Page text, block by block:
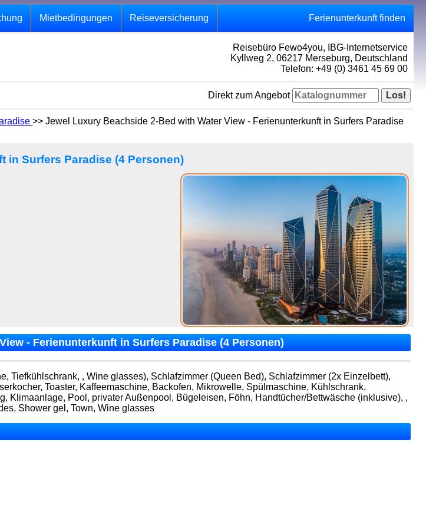
Mietbedingungen Reiseversicherung Ferienunterkunft finden
Reisebüro Fewo4you, IBG-Internetservice
Kyllweg 2, 06217 Merseburg, Deutschland
Telefon: +49 (0) 3461 45 69 00
Direkt zum Angebot
>> Jewel Luxury Beachside 2-Bed with Water View - Ferienunterkunft in Surfers Paradise
in Surfers Paradise (4 Personen)
- Ferienunterkunft in Surfers Paradise (4 Personen)
Tiefkühlschrank, , Wine glasses), Schlafzimmer (Queen Bed), Schlafzimmer (2x Einzelbett),
Toaster, Kaffeemaschine, Backofen, Mikrowelle, Spülmaschine, Kühlschrank,
Klimaanlage, Pool, privater Außenpool, Bügeleisen, Föhn, Handtücher/Bettwäsche (inklusive), ,
Shower gel, Town, Wine glasses